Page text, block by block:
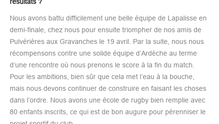
Nous avons battu difficilement une belle équipe de Lapalisse en
demi-finale, chez nous pour ensuite triompher de nos amis de
Pulvérières aux Gravanches le 19 avril. Par la suite, nous nous
récompensons contre une solide équipe d’Ardèche au terme
d’une rencontre où nous prenons le score à la fin du match.
Pour les ambitions, bien sûr que cela met l’eau à la bouche,
mais nous devons continuer de construire en faisant les choses
dans l’ordre. Nous avons une école de rugby bien remplie avec
80 enfants inscrits, ce qui est de bon augure pour pérenniser le